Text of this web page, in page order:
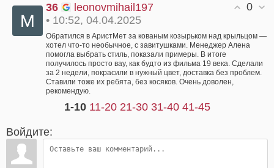
0
36
leonovmihail197
• 10:52, 04.04.2025
Обратился в АристМет за кованым козырьком над крыльцом —
хотел что-то необычное, с завитушками. Менеджер Алена
помогла выбрать стиль, показали примеры. В итоге
получилось просто вау, как будто из фильма 19 века. Сделали
за 2 недели, покрасили в нужный цвет, доставка без проблем.
Ставили тоже их ребята, без косяков. Очень доволен,
рекомендую.
1-10 11-20 21-30 31-40 41-45
Войдите: